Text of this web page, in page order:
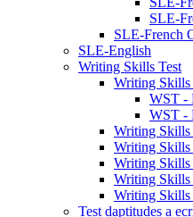
SLE-
SLE-French
SLE-English
Writing Skills Test
Writing Skills
WST -
WST -
Writing Skills
Writing Skills
Writing Skills
Writing Skills
Writing Skills
Test daptitudes a